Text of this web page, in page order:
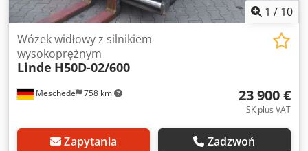
1 / 10
Meschede 758 km
Wózek widłowy z silnikiem
wysokoprężnym
Linde H50D-02/600
23 900 €
SK plus VAT
Zapytania Zadzwoń